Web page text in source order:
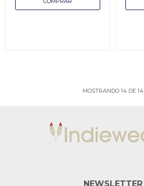
MOSTRANDO 14DE 14
NEWSLETTER